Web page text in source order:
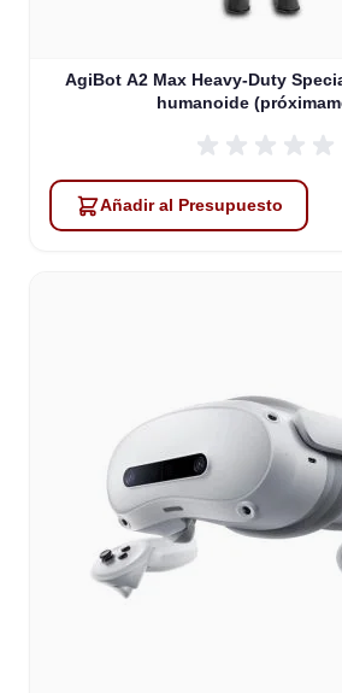
AgiBot A2 Max Heavy-Duty
humanoide
Añadir al Presupuesto